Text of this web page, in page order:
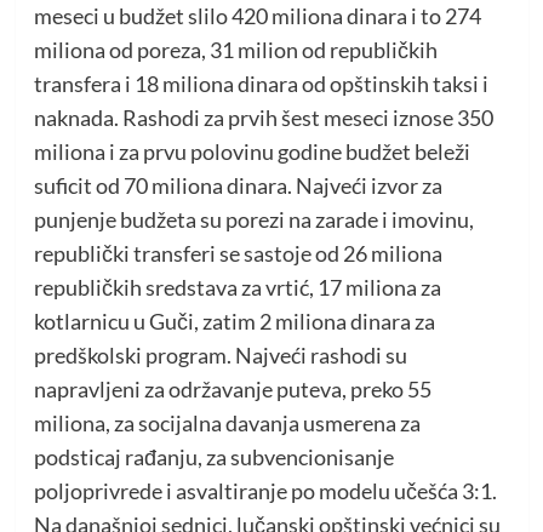
meseci u budžet slilo 420 miliona dinara i to 274
miliona od poreza, 31 milion od republičkih
transfera i 18 miliona dinara od opštinskih taksi i
naknada. Rashodi za prvih šest meseci iznose 350
miliona i za prvu polovinu godine budžet beleži
suficit od 70 miliona dinara. Najveći izvor za
punjenje budžeta su porezi na zarade i imovinu,
republički transferi se sastoje od 26 miliona
republičkih sredstava za vrtić, 17 miliona za
kotlarnicu u Guči, zatim 2 miliona dinara za
predškolski program. Najveći rashodi su
napravljeni za održavanje puteva, preko 55
miliona, za socijalna davanja usmerena za
podsticaj rađanju, za subvencionisanje
poljoprivrede i asvaltiranje po modelu učešća 3:1.
Na današnjoj sednici, lučanski opštinski većnici su